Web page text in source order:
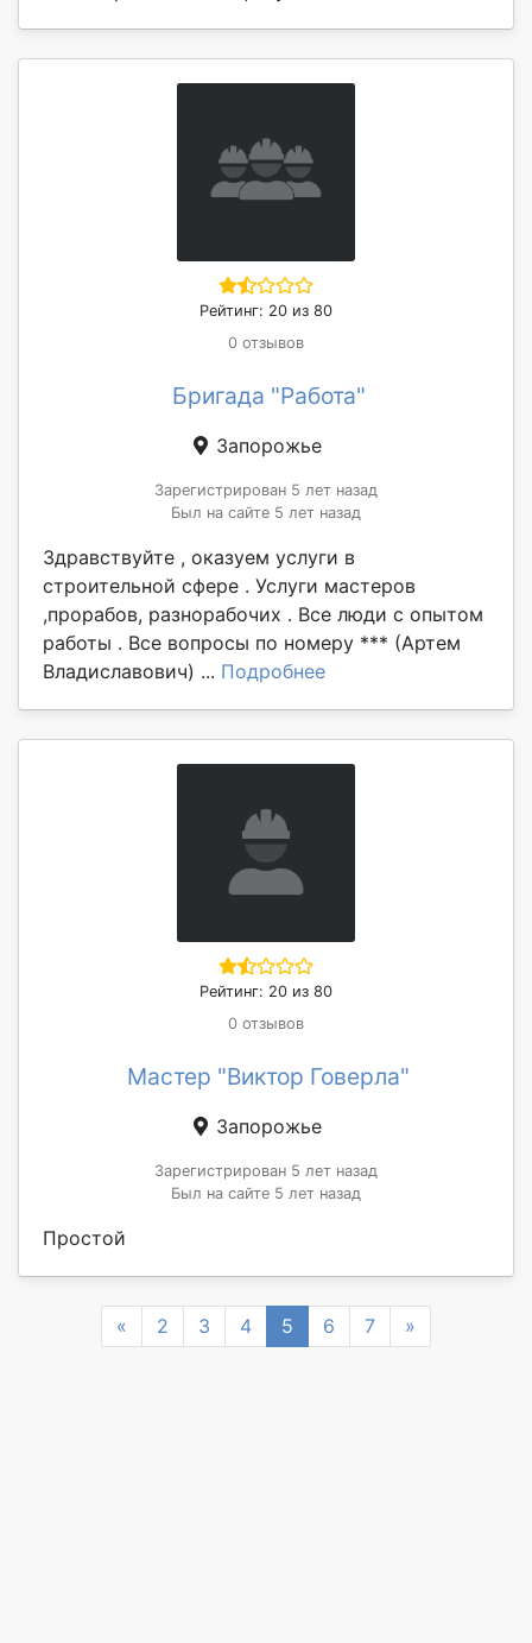
Рейтинг: 20 из 80
0 отзывов
Бригада "Работа"
Запорожье
Зарегистрирован 5 лет назад
Был на сайте 5 лет назад
Здравствуйте , оказуем услуги в
строительной сфере . Услуги мастеров
,прорабов, разнорабочих . Все люди с опытом
работы . Все вопросы по номеру *** (Артем
Владиславович) ... Подробнее
Рейтинг: 20 из 80
0 отзывов
Мастер "Виктор Говерла"
Запорожье
Зарегистрирован 5 лет назад
Был на сайте 5 лет назад
Простой
« Previous
2 3 4 5 6 7 »